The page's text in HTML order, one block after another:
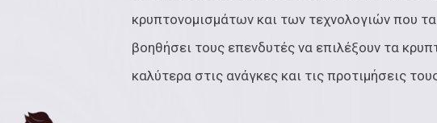
κρυπτονομισμάτων και των τεχνολογιών που
βοηθήσει τους επενδυτές να επιλέξουν τα
καλύτερα στις ανάγκες και τις προτιμήσεις